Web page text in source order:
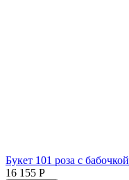
Букет 101 роза с бабочкой
16 155 Р